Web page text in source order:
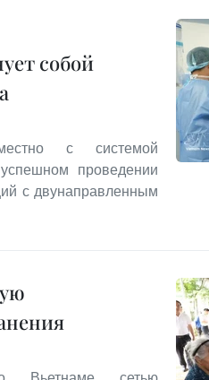
собой
с системой
проведении
с двунаправленным